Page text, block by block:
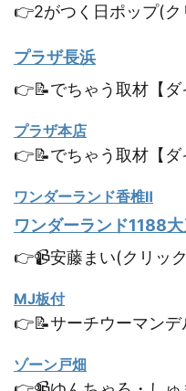
👉2がつく日ポップ(ク
プラザ長浜
👉📝でちゃう取材【
プラザ本店
👉📝でちゃう取材【
ワンダーランド香椎Ⅱ
ワンダーランド1188
👉📹安藤まい(クリッ
MJ板付
👉📝サーチウーマン
ゾーン戸畑